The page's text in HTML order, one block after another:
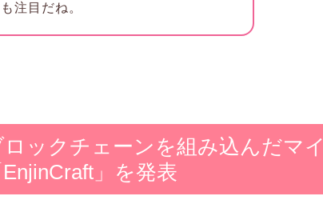
注目だね。
ックチェーンを組み込んだマイ
」を発表